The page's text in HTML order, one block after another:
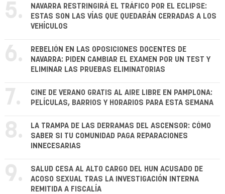
5.
NAVARRA RESTRINGIRÁ EL TRÁFICO POR EL ECLIPSE:
ESTAS SON LAS VÍAS QUE QUEDARÁN CERRADAS A LOS
VEHÍCULOS
6.
REBELIÓN EN LAS OPOSICIONES DOCENTES DE
NAVARRA: PIDEN CAMBIAR EL EXAMEN POR UN TEST Y
ELIMINAR LAS PRUEBAS ELIMINATORIAS
7.
CINE DE VERANO GRATIS AL AIRE LIBRE EN PAMPLONA:
PELÍCULAS, BARRIOS Y HORARIOS PARA ESTA SEMANA
8.
LA TRAMPA DE LAS DERRAMAS DEL ASCENSOR: CÓMO
SABER SI TU COMUNIDAD PAGA REPARACIONES
INNECESARIAS
9.
SALUD CESA AL ALTO CARGO DEL HUN ACUSADO DE
ACOSO SEXUAL TRAS LA INVESTIGACIÓN INTERNA
REMITIDA A FISCALÍA